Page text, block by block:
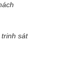
sát